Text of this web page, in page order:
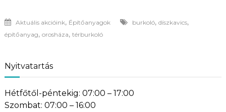
Aktuális akcióink, Építőanyagok burkoló, díszkavics,
építőanyag, orosháza, térburkoló
Nyitvatartás
Hétfőtől-péntekig: 07:00 – 17:00
Szombat: 07:00 – 16:00